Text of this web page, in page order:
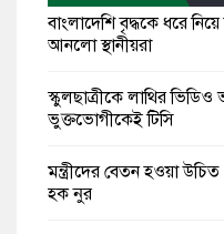
বাংলাদেশি বৃদ্ধকে ধরে
আনলো স্থানীয়রা
স্কুলছাত্রীকে লাথির
ভুক্তভোগীকেই টিসি
মন্ত্রীদের বেতন হওয়া
হক নুর